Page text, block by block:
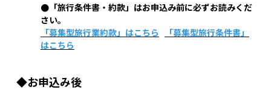
●「旅行条件書・約款」はお申込み前に必ずお読みくだ
さい。
「募集型旅行業約款」はこちら
「募集型旅行条件書」
はこちら
◆お申込み後